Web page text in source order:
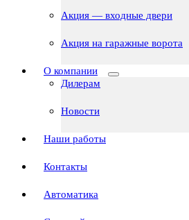
Акция — входные двери
Акция на гаражные ворота
О компании
Дилерам
Новости
Наши работы
Контакты
Автоматика